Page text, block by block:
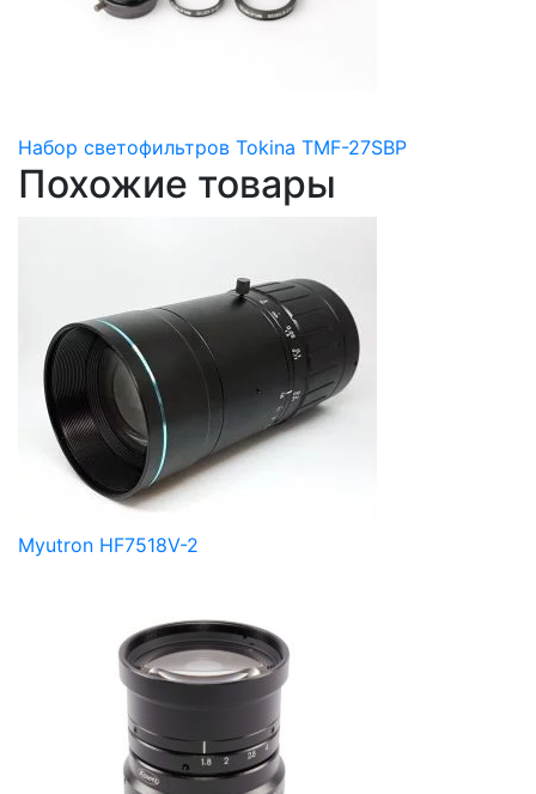
Набор светофильтров Tokina TMF-27SBP
Похожие товары
Myutron HF7518V-2